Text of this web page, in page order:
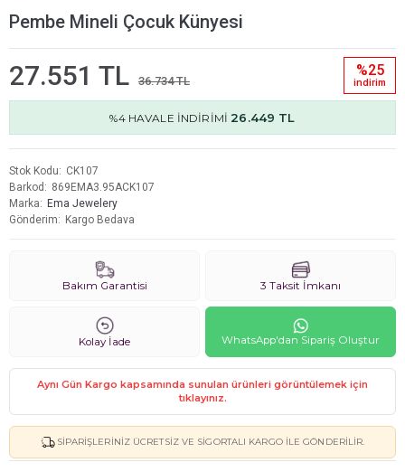
Pembe Mineli Çocuk Künyesi
27.551 TL 36.734 TL
%25
i̇ndi̇ri̇m
%4 HAVALE İNDİRİMİ 26.449 TL
Stok Kodu
CK107
Barkod
869EMA3.95ACK107
Marka
Ema Jewelery
Gönderim
Kargo Bedava
Bakım Garantisi 3 Taksit İmkanı
Kolay İade WhatsApp'dan Sipariş Oluştur
Aynı Gün Kargo kapsamında sunulan ürünleri görüntülemek için
tıklayınız.
SIPARIŞLERINIZ ÜCRETSIZ VE SIGORTALI KARGO ILE GÖNDERILIR.